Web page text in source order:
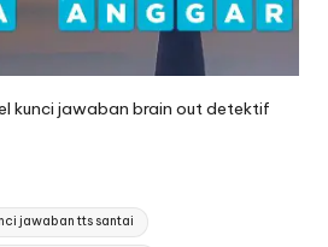
kunci jawaban brain out detektif
jawaban tts santai